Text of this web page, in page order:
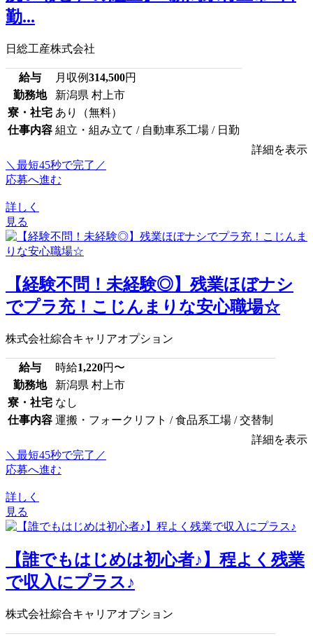
勤...
日総工産株式会社
給与 月収例314,500円
勤務地
新潟県 村上市
寮・社宅 あり（無料）
仕事内容 組立・組み立て / 自動車系工場 / 日勤
詳細を表示
＼最短45秒で完了／
応募へ進む
詳しく
見る
【経験不問！未経験◎】残業ほぼナシ
でプラ充！こじんまりな安心職場☆
株式会社綜合キャリアオプション
給与 時給1,220円〜
勤務地
新潟県 村上市
寮・社宅 なし
仕事内容 運搬・フォークリフト / 食品系工場 / 交替制
詳細を表示
＼最短45秒で完了／
応募へ進む
詳しく
見る
【誰でもはじめは初心者♪】程よく残業
で収入にプラス♪
株式会社綜合キャリアオプション